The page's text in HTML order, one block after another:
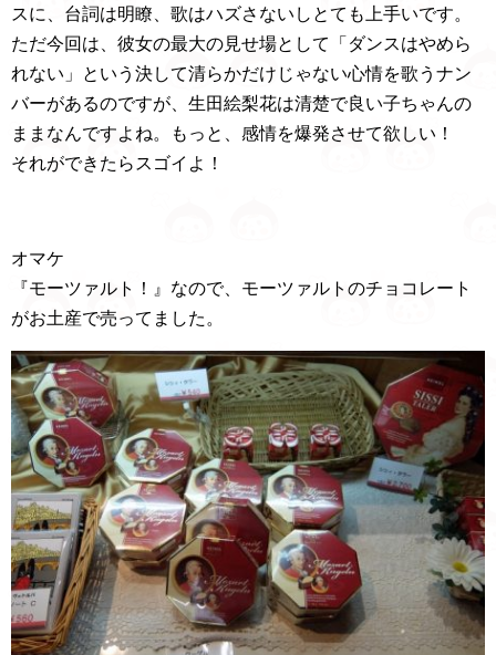
スに、台詞は明瞭、歌はハズさないしとても上手いです。
ただ今回は、彼女の最大の見せ場として「ダンスはやめら
れない」という決して清らかだけじゃない心情を歌うナン
バーがあるのですが、生田絵梨花は清楚で良い子ちゃんの
ままなんですよね。もっと、感情を爆発させて欲しい！
それができたらスゴイよ！
オマケ
『モーツァルト！』なので、モーツァルトのチョコレート
がお土産で売ってました。